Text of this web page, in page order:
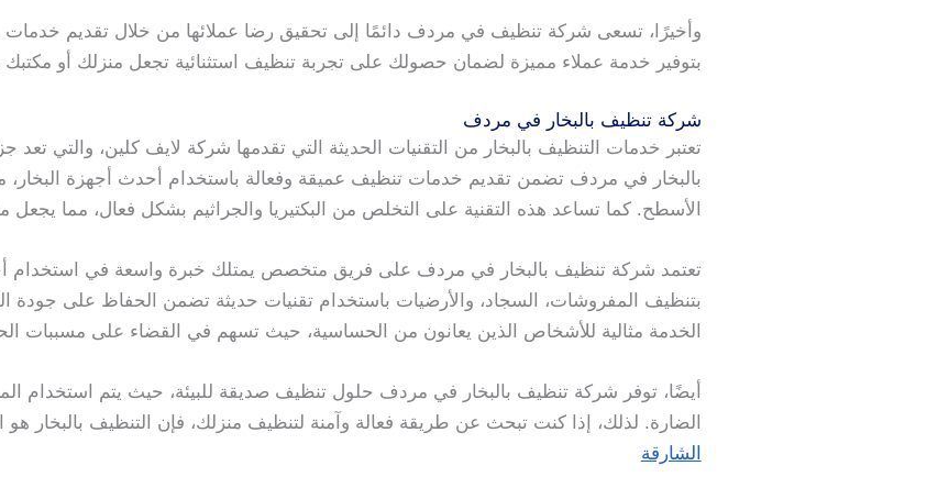
وأخيرًا، تسعى شركة تنظيف في مردف دائمًا إلى تحقيق رضا عملائها من خلال تقديم خدمات
بتوفير خدمة عملاء مميزة لضمان حصولك على تجربة تنظيف استثنائية تجعل منزلك أو مكتبك
شركة تنظيف بالبخار في مردف
تعتبر خدمات التنظيف بالبخار من التقنيات الحديثة التي تقدمها شركة لايف كلين، والتي
بالبخار في مردف تضمن تقديم خدمات تنظيف عميقة وفعالة باستخدام أحدث أجهزة البخار، ما
الأسطح. كما تساعد هذه التقنية على التخلص من البكتيريا والجراثيم بشكل فعال، مما يجعل
تعتمد شركة تنظيف بالبخار في مردف على فريق متخصص يمتلك خبرة واسعة في استخدام
بتنظيف المفروشات، السجاد، والأرضيات باستخدام تقنيات حديثة تضمن الحفاظ على جودة
الخدمة مثالية للأشخاص الذين يعانون من الحساسية، حيث تسهم في القضاء على مسببات
أيضًا، توفر شركة تنظيف بالبخار في مردف حلول تنظيف صديقة للبيئة، حيث يتم استخدام
الضارة. لذلك، إذا كنت تبحث عن طريقة فعالة وآمنة لتنظيف منزلك، فإن التنظيف بالبخار هو
الشارقة